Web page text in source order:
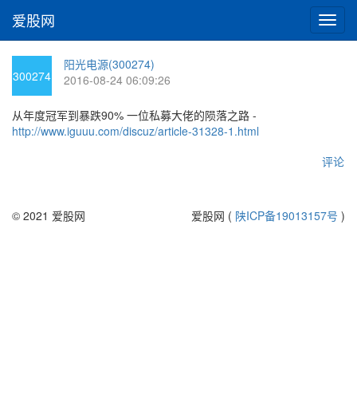
切
换
爱股网
300274
阳光电源(300274)
2016-08-24 06:09:26
从年度冠军到暴跌90% 一位私募大佬的陨落之路 -
http://www.iguuu.com/discuz/article-31328-1.html
评论
© 2021 爱股网 爱股网 ( 陕ICP备19013157号 )